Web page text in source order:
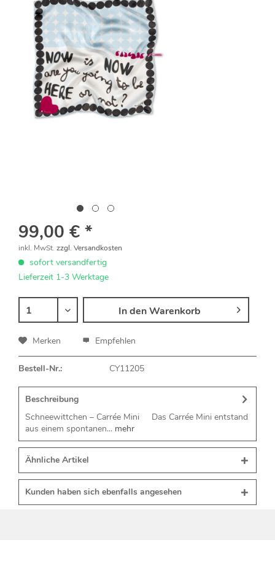
99,00 € *
inkl. MwSt. zzgl. Versandkosten
sofort versandfertig
Lieferzeit 1-3 Werktage
In denWarenkorb
Merken Empfehlen
Bestell-Nr.: CY11205
Beschreibung
Schneewittchen – Carrée Mini Das Carrée Mini entstand
aus einem spontanen... mehr
Ähnliche Artikel
Kunden haben sich ebenfalls angesehen